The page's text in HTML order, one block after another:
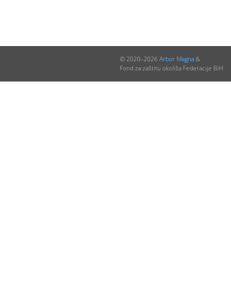
© 2020–2026 Arbor Magna&
Fond za zaštitu okoliša Federacije BiH